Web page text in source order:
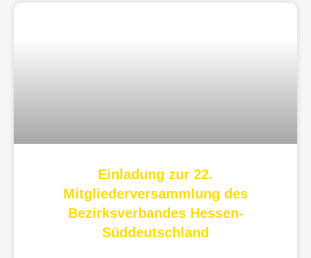
Einladung zur 22.
Mitgliederversammlung des
Bezirksverbandes Hessen-
Süddeutschland